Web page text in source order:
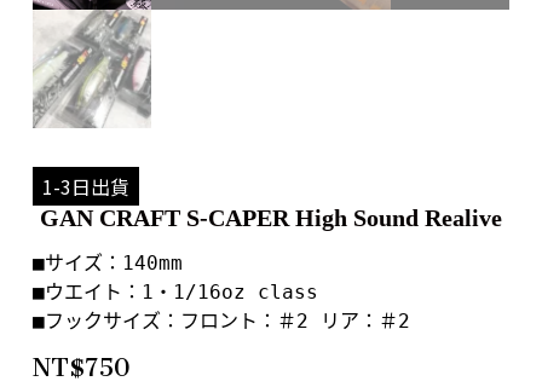
1-3日出貨
GAN CRAFT S-CAPER High Sound Realive
■サイズ：140mm
■ウエイト：1・1/16oz class
■フックサイズ：フロント：＃2 リア：＃2
NT$750